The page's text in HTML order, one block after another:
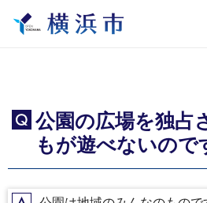
Q
公園の広場を独占
もが遊べないので